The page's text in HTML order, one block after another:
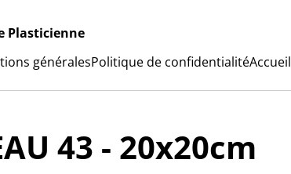
Plasticienne
généralesPolitique de confidentialitéAccueil
43 - 20x20cm